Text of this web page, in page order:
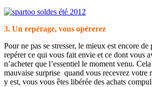
3. Un repérage, vous opérerez
Pour ne pas se stresser, le mieux est encore
repérer ce qui vous fait envie et ce dont vous
n’acheter que l’essentiel le moment venu.
mauvaise surprise quand vous recevrez votre
y est, vous vous êtes libérée des achats